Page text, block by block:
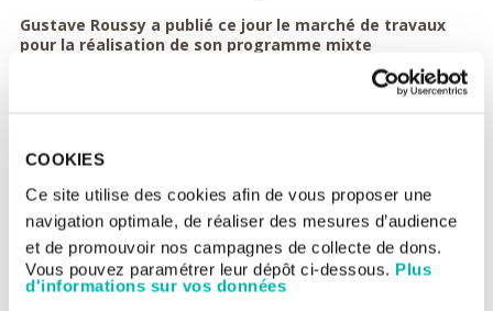
COOKIES
Ce site utilise des cookies afin de vous proposer une
navigation optimale, de réaliser des mesures d’audience
et de promouvoir nos campagnes de collecte de dons.
Vous pouvez paramétrer leur dépôt ci-dessous. Plus
d'informations sur vos données
Gustave Roussy a publié ce jour le marché de travaux
pour la réalisation de son programme mixte